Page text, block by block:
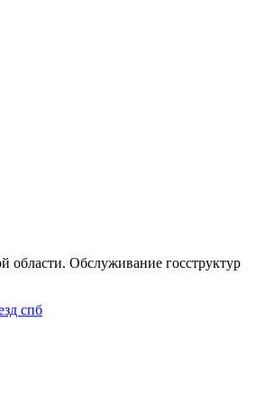
области. Обслуживание госструктур
спб